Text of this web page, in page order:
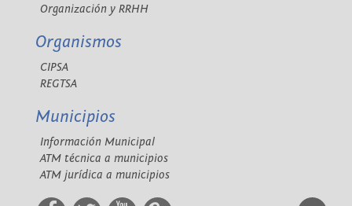
Organización y RRHH
Organismos
CIPSA
REGTSA
Municipios
Información Municipal
ATM técnica a municipios
ATM jurídica a municipios